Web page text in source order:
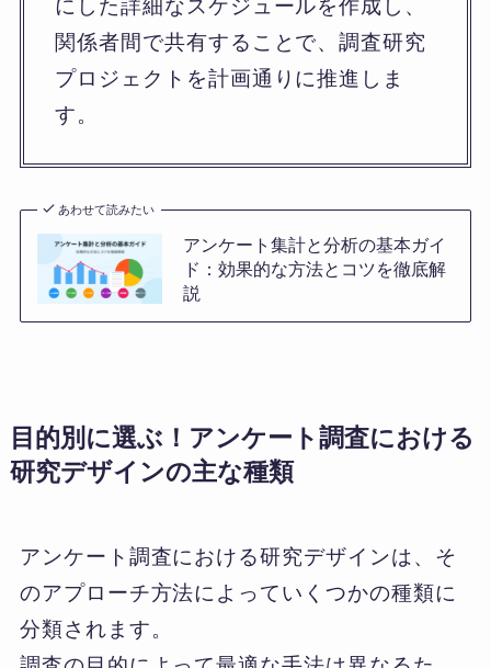
にした詳細なスケジュールを作成し、
関係者間で共有することで、調査研究
プロジェクトを計画通りに推進しま
す。
あわせて読みたい
アンケート集計と分析の基本ガイ
ド：効果的な方法とコツを徹底解
説
目的別に選ぶ！アンケート調査における
研究デザインの主な種類
アンケート調査における研究デザインは、そ
のアプローチ方法によっていくつかの種類に
分類されます。